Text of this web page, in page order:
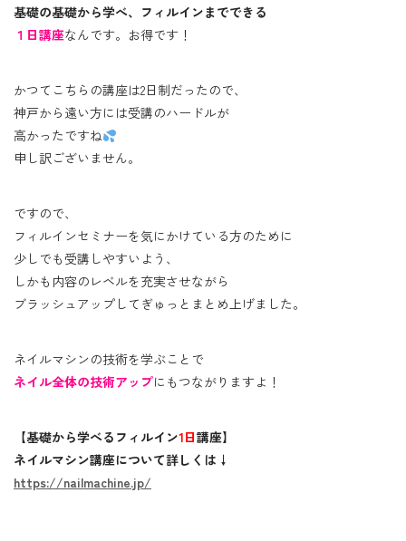
基礎の基礎から学べ、フィルインまでできる
１日講座なんです。お得です！
かつてこちらの講座は2日制だったので、
神戸から遠い方には受講のハードルが
高かったですね
申し訳ございません。
ですので、
フィルインセミナーを気にかけている方のために
少しでも受講しやすいよう、
しかも内容のレベルを充実させながら
ブラッシュアップしてぎゅっとまとめ上げました。
ネイルマシンの技術を学ぶことで
ネイル全体の技術アップにもつながりますよ！
【基礎から学べるフィルイン1日講座】
ネイルマシン講座について詳しくは↓
https://nailmachine.jp/